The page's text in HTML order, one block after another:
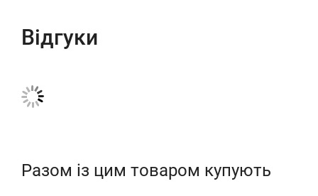
Відгуки
Разом із цим товаром купують